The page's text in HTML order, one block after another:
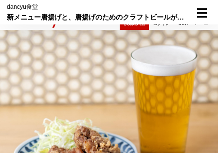
dancyu食堂
新メニュー唐揚げと、唐揚げのためのクラフトビールが登場！